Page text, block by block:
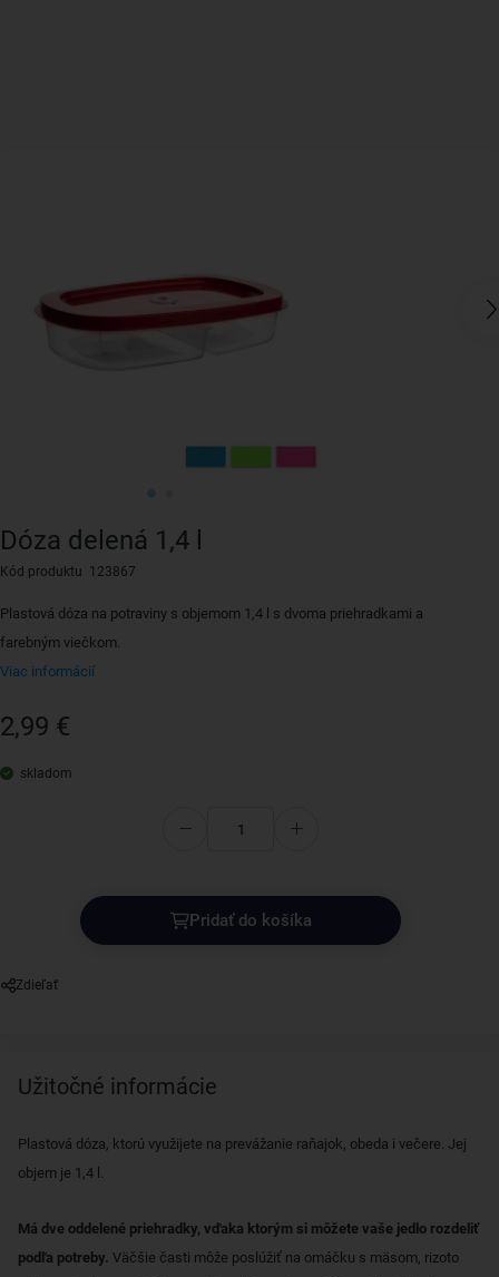
Dóza delená 1,4 l
Kód produktu 123867
Plastová dóza na potraviny s objemom 1,4 l s dvoma priehradkami a
farebným viečkom.
Viac informácií
2,99 €
skladom
Pridať do košíka
Zdieľať
Užitočné informácie
Plastová dóza, ktorú využijete na prevážanie raňajok, obeda i večere. Jej
objem je 1,4 l.
Má dve oddelené priehradky, vďaka ktorým si môžete vaše jedlo rozdeliť
podľa potreby. Väčšie časti môže poslúžiť na omáčku s mäsom, rizoto